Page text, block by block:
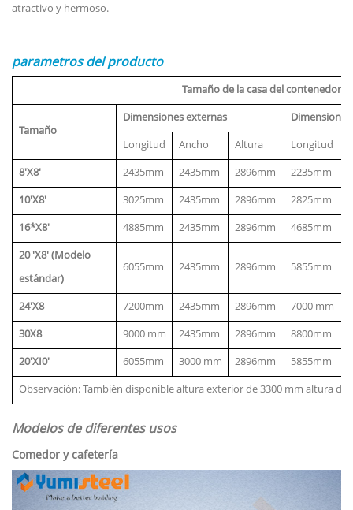
atractivo y hermoso.
parametros del producto
Tamaño de la casa del contenedor
Tamaño
Dimensiones externas
Longitud
Ancho Altura Longitud
8'X8'
2435mm 2435mm 2896mm 2235mm
10'X8'
3025mm 2435mm 2896mm 2825mm
16*X8'
4885mm 2435mm 2896mm 4685mm
20 'X8' (Modelo
estándar)
6055mm 2435mm 2896mm 5855mm
24'X8 7200mm 2435mm 2896mm 7000 mm
30X8
9000 mm 2435mm 2896mm 8800mm
20'XI0'
6055mm 3000 mm 2896mm 5855mm
Observación: También disponible altura exterior de 3300 mm altura de
Modelos de diferentes usos
Comedor y cafetería